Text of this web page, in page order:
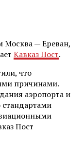
Москва — Ереван,
Кавказ Пост.
что
причинами.
аэропорта и
стандартами
Пост